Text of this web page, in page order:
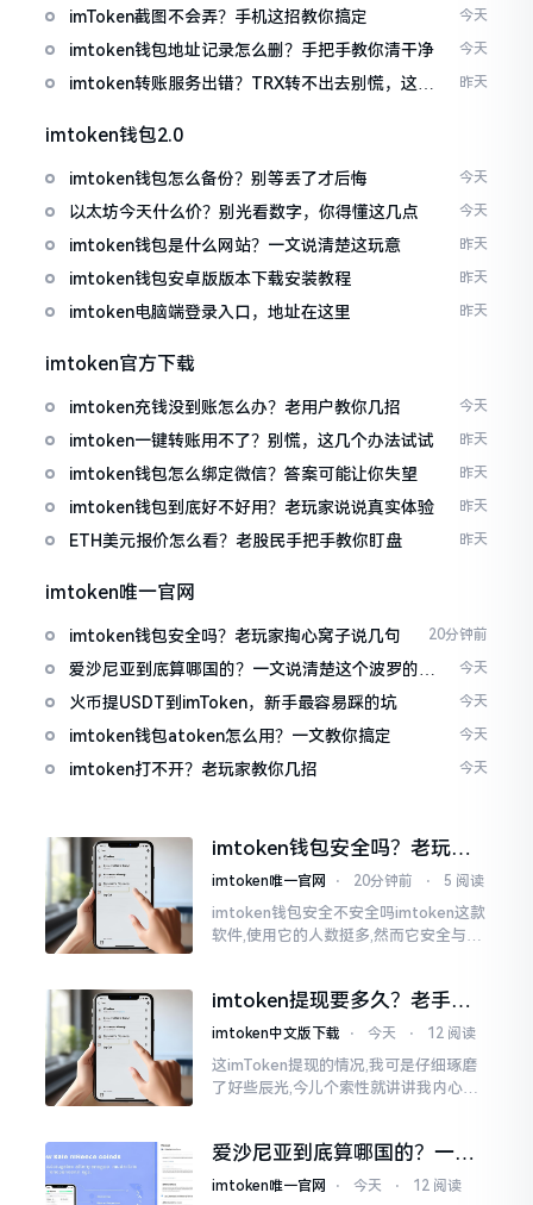
imToken截图不会弄？手机这招教你搞定 今天
imtoken钱包地址记录怎么删？手把手教你清干净 今天
imtoken转账服务出错？TRX转不出去别慌，这几
昨天
imtoken钱包2.0
imtoken钱包怎么备份？别等丢了才后悔 今天
以太坊今天什么价？别光看数字，你得懂这几点 今天
imtoken钱包是什么网站？一文说清楚这玩意 昨天
imtoken钱包安卓版版本下载安装教程 昨天
imtoken电脑端登录入口，地址在这里 昨天
imtoken官方下载
imtoken充钱没到账怎么办？老用户教你几招 今天
imtoken一键转账用不了？别慌，这几个办法试试 昨天
imtoken钱包怎么绑定微信？答案可能让你失望 昨天
imtoken钱包到底好不好用？老玩家说说真实体验 昨天
ETH美元报价怎么看？老股民手把手教你盯盘 昨天
imtoken唯一官网
imtoken钱包安全吗？老玩家掏心窝子说几句 20分钟前
爱沙尼亚到底算哪国的？一文说清楚这个波罗的海
小国
今天
火币提USDT到imToken，新手最容易踩的坑 今天
imtoken钱包atoken怎么用？一文教你搞定 今天
imtoken打不开？老玩家教你几招 今天
imtoken钱包安全吗？老玩家
掏心窝子说几句
imtoken唯一官网 ⋅ 20分钟前 ⋅ 5 阅读
imtoken钱包安全不安全吗imtoken这款
软件,使用它的人数挺多,然而它安全与否
过有人用它赚到钱,每晚能安稳入睡
imtoken提现要多久？老手说
说真实体验
imtoken中文版下载 ⋅ 今天 ⋅ 12 阅读
这imToken提现的情况,我可是仔细琢磨
了好些辰光,今儿个索性就讲讲我内心的
能成功到账
爱沙尼亚到底算哪国的？一文
说清楚这个波罗的海小国
imtoken唯一官网 ⋅ 今天 ⋅ 12 阅读